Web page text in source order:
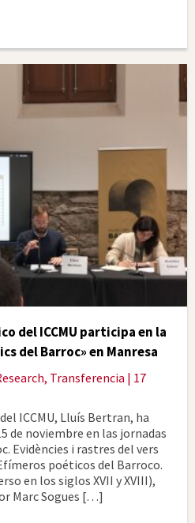
del ICCMU participa en la
del Barroc» en Manresa
, Transferencia | 17
ICCMU, Lluís Bertran, ha
de noviembre en las jornadas
Evidències i rastres del vers
poéticos del Barroco.
en los siglos XVII y XVIII),
Marc Sogues […]